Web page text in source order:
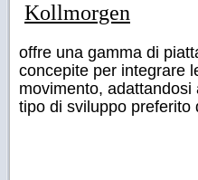
Kollmorgen
offre una gamma di
concepite per integrare
movimento,
tipo di sviluppo preferito